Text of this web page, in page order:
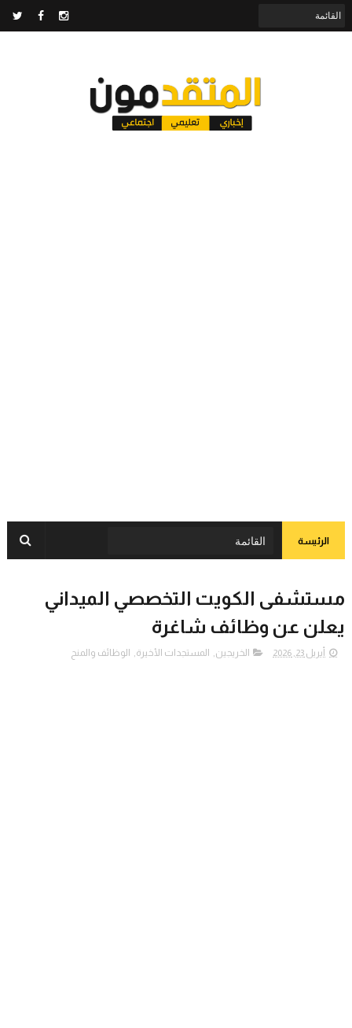
الرئيسة
مستشفى الكويت التخصصي الميداني
يعلن عن وظائف شاغرة
أبريل 23, 2026 الخريجين, المستجدات الأخيرة, الوظائف والمنح